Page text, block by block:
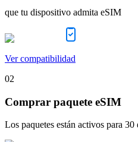
que tu dispositivo admita eSIM
Ver compatibilidad
02
Comprar paquete eSIM
Los paquetes están activos para 30